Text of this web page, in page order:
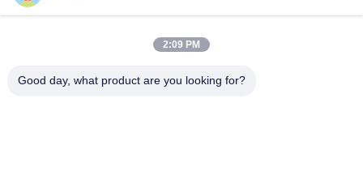
0086-755-27491128
2:09 PM
Good day, what product are you looking for?